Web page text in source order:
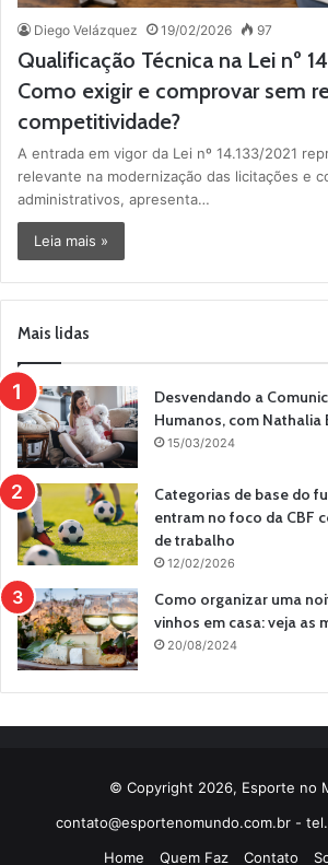
Diego Velázquez 19/02/2026 97
Qualificação Técnica na Lei nº
Como exigir e comprovar sem
competitividade?
A entrada em vigor da Lei nº 14.133/2021
relevante na modernização das licitações e
administrativos, apresenta…
Leia mais »
Mais lidas
Desvendando a
Humanos, com Nathalia
15/03/2024
Categorias de base do
entram no foco da CBF
de trabalho
12/02/2026
Como organizar uma
vinhos em casa: veja as
20/08/2024
© Copyright 2026, Esporte no
contato@esportenomundo.com.br -
Home
Quem Faz Contato